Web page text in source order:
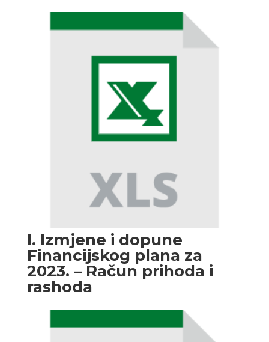
I. Izmjene i dopune
Financijskog plana za
2023. – Račun prihoda i
rashoda